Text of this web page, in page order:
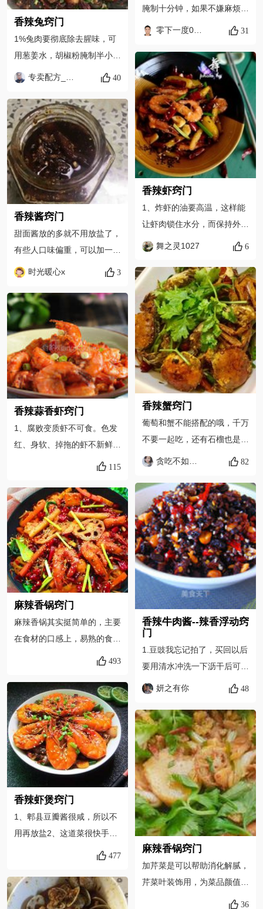
香辣兔窍门
1%兔肉要彻底除去腥味，可
用葱姜水，胡椒粉腌制半小
时。 2%用混合油来炒味道更
3%采用丘北辣椒小锅小火炒
方便掌握色香味形意。 4%炒
好凉了可用保鲜柜储存想吃就
吃， 5%加入丁香和多许陈年
陈皮 冰糖，调糖水收汁可做
成陈皮兔丁了。 6%下酒是个
不错的菜品，哈哈！祝大家生
活美好愉快！！！
专卖配方_8ElU美食强厨 40
香辣酱窍门
甜面酱放的多就不用放盐了，
有些人口味偏重，可以加一点
点盐，这次忘记放花生了，放
时光暖心x 3
香辣蒜香虾窍门
1、腐败变质虾不可食。色发
红、身软、掉拖的虾不新鲜，
尽量不吃。虾背上的虾线应挑
者不宜食用。如正值上火之时
不宜食虾。2、买虾的时候，
要挑选虾体完整、甲壳密集、
外壳清晰鲜明、肌肉紧实、身
体有弹性，并且体表干燥洁净
的。至于肉质疏松、颜色泛
红、闻之有腥味的，则是不够
新鲜的虾，不宜食用。一般来
说，头部与身体连接紧密的，
就比较新鲜。
115
麻辣香锅窍门
麻辣香锅其实挺简单的，主要
在食材的口感上，易熟的食材
一定不要焯太久，软趴趴就不
我就没有沥的太干，锅里还是
出水了，家里的锅太小，火候
也小像我这种大胃王食材又
多，不好翻炒，出点水是避免
不了的，肯定做不了饭店那么
干，但是绝对不影响我们的口
感，喜欢吃辣的这道菜品真的
不错
493
香辣虾煲窍门
1、郫县豆瓣酱很咸，所以不
用再放盐2、这道菜很快手，
如果在宴客时需要做很多菜，
要用餐的时候现炒都是来得及
的，几分钟就可以出锅上菜
477
腌制十分钟，如果不嫌麻烦开
一下虾背，这样做出来的虾更
炸，首次下锅炸至定型，二次
下锅炸至虾壳酥脆 3、炒香辅
料后，虾入锅大火翻炒几下时
间不宜长，这样才能保留酥脆
的口感
零下一度0511 31
香辣虾窍门
1、炸虾的油要高温，这样能
让虾肉锁住水分，而保持外壳
的酥脆感； 2、起锅前几滴白
以不放的。
舞之灵1027 6
香辣蟹窍门
葡萄和蟹不能搭配的哦，千万
不要一起吃，还有石榴也是。
摆一起是因为我晚餐要减肥，
贪吃不如学做饭 82
香辣牛肉酱--辣香浮动窍
门
1.豆豉我忘记拍了，买回以后
要用清水冲洗一下沥干后可用
2.等牛肉酱做好后，让它自然
无油无水的玻璃瓶里，放冰箱
里保存。因为咱自家做的，无
添加，保质期不会很长，所以
做的时候一次不要做太多，尽
量早点吃完为好
妍之有你 48
麻辣香锅窍门
加芹菜是可以帮助消化解腻，
芹菜叶装饰用，为菜品颜值加
分油烧热，一定要小心给需要
36